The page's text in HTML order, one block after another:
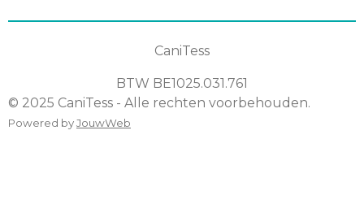
CaniTess
BTW BE1025.031.761
© 2025 CaniTess - Alle rechten voorbehouden.
Powered byJouwWeb